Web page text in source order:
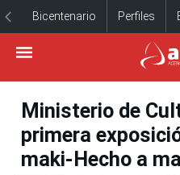
Bicentenario Perfiles
Ministerio de
primera
maki-Hecho a